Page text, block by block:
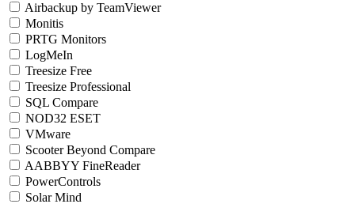
Airbackup by TeamViewer
Monitis
PRTG Monitors
LogMeIn
Treesize Free
Treesize Professional
SQL Compare
NOD32 ESET
VMware
Scooter Beyond Compare
AABBYY FineReader
PowerControls
Solar Mind